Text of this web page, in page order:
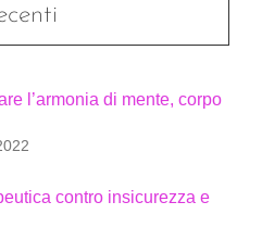
l’armonia di mente, corpo
contro insicurezza e